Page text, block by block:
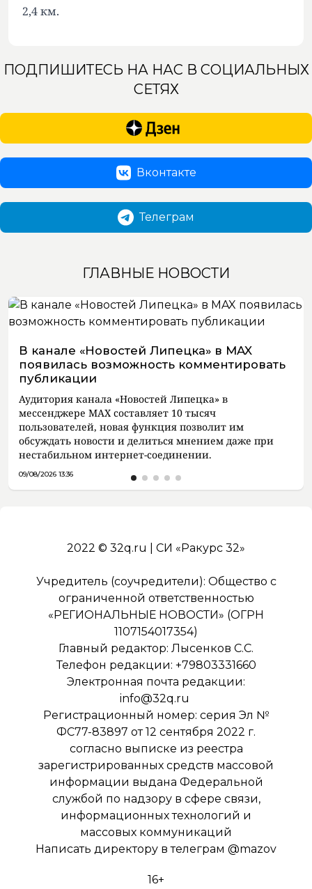
2,4 км.
ПОДПИШИТЕСЬ НА НАС В СОЦИАЛЬНЫХ
СЕТЯХ
Вконтакте
Телеграм
ГЛАВНЫЕ НОВОСТИ
В канале «Новостей Липецка» в MAX
появилась возможность комментировать
публикации
Аудитория канала «Новостей Липецка» в
мессенджере MAX составляет 10 тысяч
пользователей, новая функция позволит им
обсуждать новости и делиться мнением даже при
нестабильном интернет-соединении.
09/08/2026 13:36
2022 © 32q.ru | СИ «Ракурс 32»
Учредитель (соучредители): Общество с
ограниченной ответственностью
«РЕГИОНАЛЬНЫЕ НОВОСТИ» (ОГРН
1107154017354)
Главный редактор: Лысенков С.С.
Телефон редакции: +79803331660
Электронная почта редакции:
info@32q.ru
Регистрационный номер: серия Эл №
ФС77-83897 от 12 сентября 2022 г.
согласно выписке из реестра
зарегистрированных средств массовой
информации выдана Федеральной
службой по надзору в сфере связи,
информационных технологий и
массовых коммуникаций
Написать директору в телеграм @mazov
16+